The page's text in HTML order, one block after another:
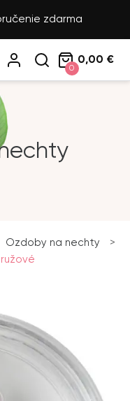
zdarma
0
0,00 €
Ozdoby na nechty
>